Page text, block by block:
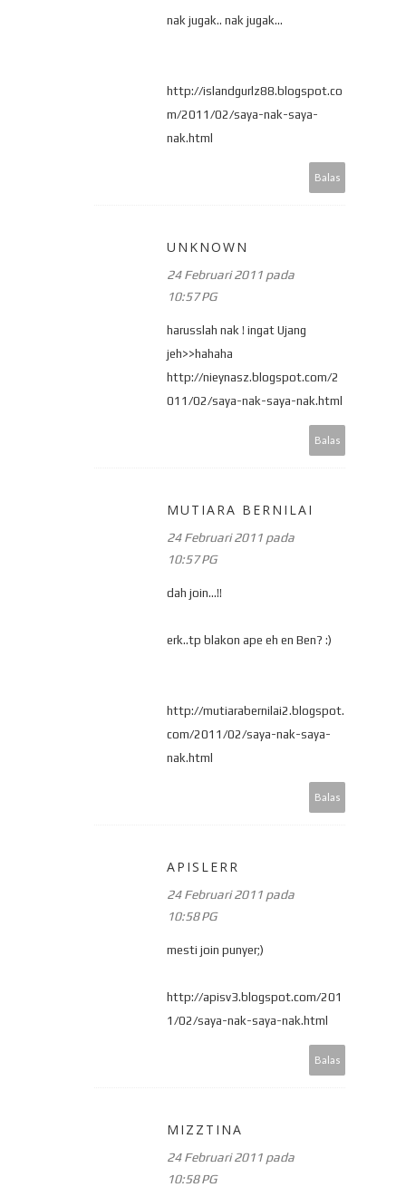
nak jugak.. nak jugak...
http://islandgurlz88.blogspot.co
m/2011/02/saya-nak-saya-
nak.html
Balas
UNKNOWN
24 Februari 2011 pada
10:57 PG
harusslah nak ! ingat Ujang
jeh>>hahaha
http://nieynasz.blogspot.com/2
011/02/saya-nak-saya-nak.html
Balas
MUTIARA BERNILAI
24 Februari 2011 pada
10:57 PG
dah join...!!
erk..tp blakon ape eh en Ben? :)
http://mutiarabernilai2.blogspot.
com/2011/02/saya-nak-saya-
nak.html
Balas
APISLERR
24 Februari 2011 pada
10:58 PG
mesti join punyer;)
http://apisv3.blogspot.com/201
1/02/saya-nak-saya-nak.html
Balas
MIZZTINA
24 Februari 2011 pada
10:58 PG